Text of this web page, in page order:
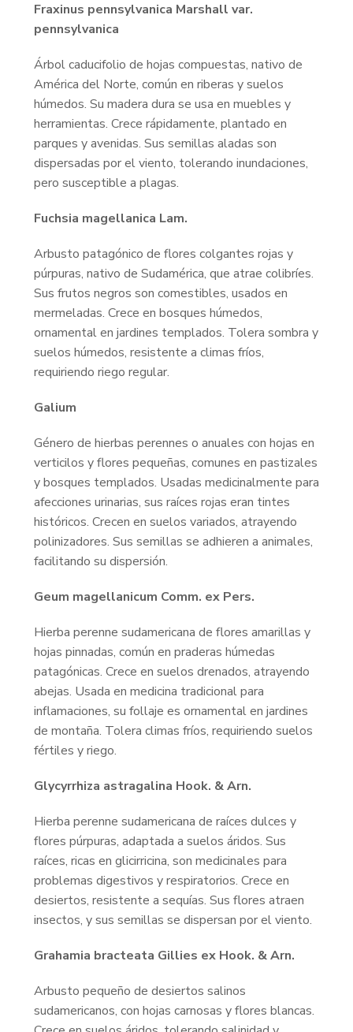
Fraxinus pennsylvanica Marshall var.
pennsylvanica
Árbol caducifolio de hojas compuestas, nativo de
América del Norte, común en riberas y suelos
húmedos. Su madera dura se usa en muebles y
herramientas. Crece rápidamente, plantado en
parques y avenidas. Sus semillas aladas son
dispersadas por el viento, tolerando inundaciones,
pero susceptible a plagas.
Fuchsia magellanica Lam.
Arbusto patagónico de flores colgantes rojas y
púrpuras, nativo de Sudamérica, que atrae colibríes.
Sus frutos negros son comestibles, usados en
mermeladas. Crece en bosques húmedos,
ornamental en jardines templados. Tolera sombra y
suelos húmedos, resistente a climas fríos,
requiriendo riego regular.
Galium
Género de hierbas perennes o anuales con hojas en
verticilos y flores pequeñas, comunes en pastizales
y bosques templados. Usadas medicinalmente para
afecciones urinarias, sus raíces rojas eran tintes
históricos. Crecen en suelos variados, atrayendo
polinizadores. Sus semillas se adhieren a animales,
facilitando su dispersión.
Geum magellanicum Comm. ex Pers.
Hierba perenne sudamericana de flores amarillas y
hojas pinnadas, común en praderas húmedas
patagónicas. Crece en suelos drenados, atrayendo
abejas. Usada en medicina tradicional para
inflamaciones, su follaje es ornamental en jardines
de montaña. Tolera climas fríos, requiriendo suelos
fértiles y riego.
Glycyrrhiza astragalina Hook. & Arn.
Hierba perenne sudamericana de raíces dulces y
flores púrpuras, adaptada a suelos áridos. Sus
raíces, ricas en glicirricina, son medicinales para
problemas digestivos y respiratorios. Crece en
desiertos, resistente a sequías. Sus flores atraen
insectos, y sus semillas se dispersan por el viento.
Grahamia bracteata Gillies ex Hook. & Arn.
Arbusto pequeño de desiertos salinos
sudamericanos, con hojas carnosas y flores blancas.